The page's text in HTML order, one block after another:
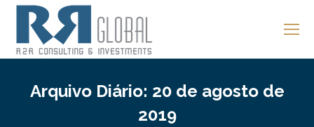
Arquivo Diário: 20 de agosto de
2019